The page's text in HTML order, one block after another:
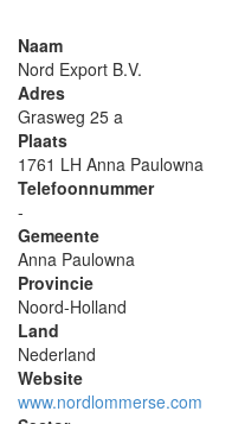
Naam
Nord Export B.V.
Adres
Grasweg 25 a
Plaats
1761 LH Anna Paulowna
Telefoonnummer
-
Gemeente
Anna Paulowna
Provincie
Noord-Holland
Land
Nederland
Website
www.nordlommerse.com